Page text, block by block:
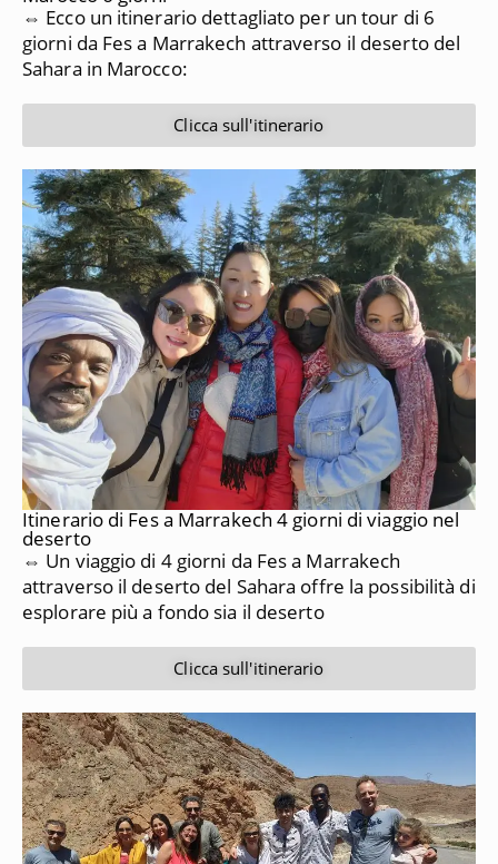
⇔ Ecco un itinerario dettagliato per un tour di 6
giorni da Fes a Marrakech attraverso il deserto del
Sahara in Marocco:
Clicca sull'itinerario
Itinerario di Fes a Marrakech 4 giorni di viaggio nel
deserto
⇔ Un viaggio di 4 giorni da Fes a Marrakech
attraverso il deserto del Sahara offre la possibilità di
esplorare più a fondo sia il deserto
Clicca sull'itinerario